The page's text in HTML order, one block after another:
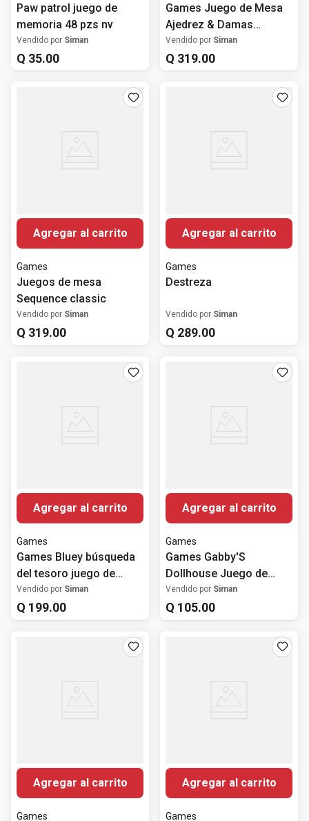
Paw patrol juego de
memoria 48 pzs nv
Vendido por Siman
Q 35.00
Games Juego de Mesa
Ajedrez & Damas
Clasico
Vendido por Siman
Q 319.00
Agregar al carrito
Games
Juegos de mesa
Sequence classic
Vendido por Siman
Q 319.00
Agregar al carrito
Games
Destreza
Vendido por Siman
Q 289.00
Agregar al carrito
Games
Games Bluey búsqueda
del tesoro juego de
mesa
Vendido por Siman
Q 199.00
Agregar al carrito
Games
Games Gabby'S
Dollhouse Juego de
Pares Mágicos C/Fig
Vendido por Siman
Q 105.00
Agregar al carrito
Games
Agregar al carrito
Games